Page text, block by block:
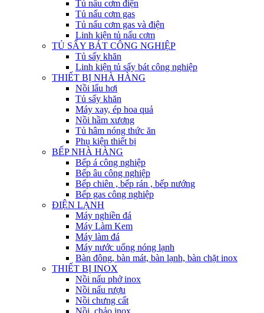
Tủ nấu cơm điện
Tủ nấu cơm gas
Tủ nấu cơm gas và điện
Linh kiện tủ nấu cơm
TỦ SẤY BÁT CÔNG NGHIỆP
Tủ sấy khăn
Linh kiện tủ sấy bát công nghiệp
THIẾT BỊ NHÀ HÀNG
Nồi lẩu hơi
Tủ sấy khăn
Máy xay, ép hoa quả
Nồi hầm xương
Tủ hâm nóng thức ăn
Phụ kiện thiết bị
BẾP NHÀ HÀNG
Bếp á công nghiệp
Bếp âu công nghiệp
Bếp chiên , bếp rán , bếp nướng
Bếp gas công nghiệp
ĐIỆN LẠNH
Máy nghiền đá
Máy Làm Kem
Máy làm đá
Máy nước uống nóng lạnh
Bàn đông, bàn mát, bàn lạnh, bàn chặt inox
THIẾT BỊ INOX
Nồi nấu phở inox
Nồi nấu rượu
Nồi chưng cất
Nồi, chảo inox